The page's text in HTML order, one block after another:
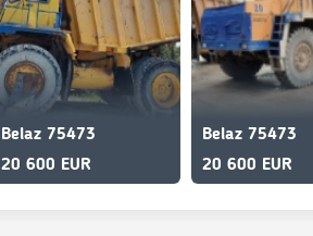
Belaz 75473
20 600 EUR
Belaz 75473
20 600 EUR